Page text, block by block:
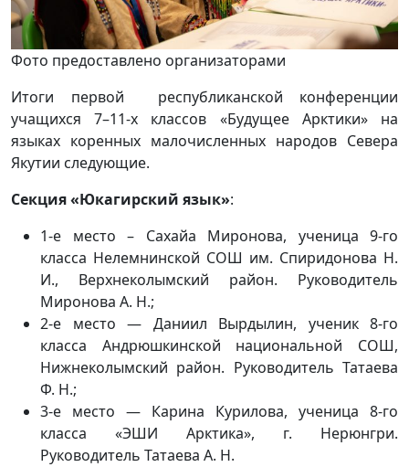
Фото предоставлено организаторами
Итоги первой республиканской конференции
учащихся 7–11-х классов «Будущее Арктики» на
языках коренных малочисленных народов Севера
Якутии следующие.
Секция «Юкагирский язык»:
1-е место – Сахайа Миронова, ученица 9-го
класса Нелемнинской СОШ им. Спиридонова Н.
И., Верхнеколымский район. Руководитель
Миронова А. Н.;
2-е место — Даниил Вырдылин, ученик 8-го
класса Андрюшкинской национальной СОШ,
Нижнеколымский район. Руководитель Татаева
Ф. Н.;
3-е место — Карина Курилова, ученица 8-го
класса «ЭШИ Арктика», г. Нерюнгри.
Руководитель Татаева А. Н.